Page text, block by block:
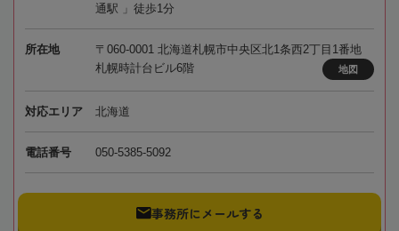
通駅 」徒歩1分
所在地
〒060-0001 北海道札幌市中央区北1条西2丁目1番地
札幌時計台ビル6階
地図
対応エリア 北海道
電話番号 050-5385-5092
事務所にメールする